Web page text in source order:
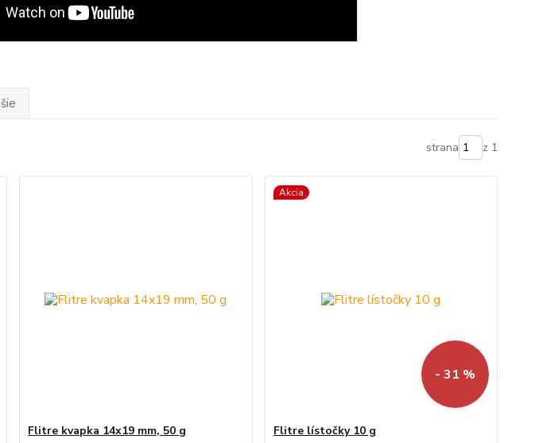
strana z 1
Flitre kvapka 14x19 mm, 50 g
Akcia
- 31 %
Flitre lístočky 10 g